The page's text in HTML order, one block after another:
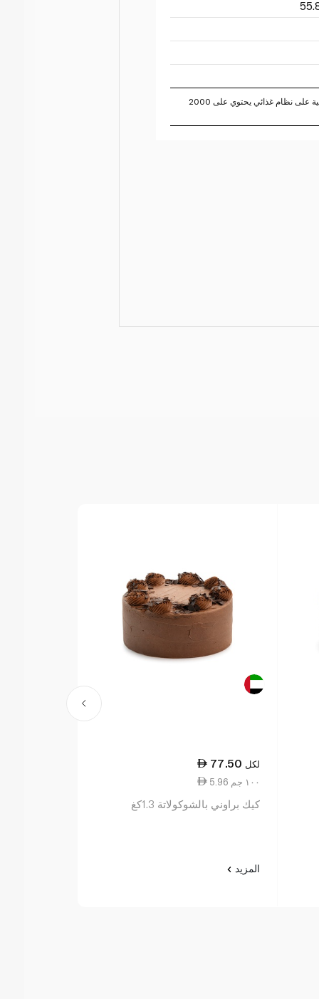
تستند النسبة المئوية للقيم اليومية على نظام غذائي يحتوي على 2000
77.50 لكل
5.96 ١٠٠ جم
كيك براوني بالشوكولاتة 1.3كغ
المزيد